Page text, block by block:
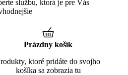
službu, ktorá je pre Vás
Prázdny košík
ktoré pridáte do svojho
košíka sa zobrazia tu